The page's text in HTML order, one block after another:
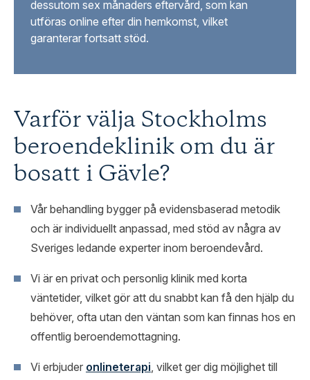
dessutom sex månaders eftervård, som kan
utföras online efter din hemkomst, vilket
garanterar fortsatt stöd.
Varför välja Stockholms
beroendeklinik om du är
bosatt i Gävle?
Vår behandling bygger på evidensbaserad metodik
och är individuellt anpassad, med stöd av några av
Sveriges ledande experter inom beroendevård.
Vi är en privat och personlig klinik med korta
väntetider, vilket gör att du snabbt kan få den hjälp du
behöver, ofta utan den väntan som kan finnas hos en
offentlig beroendemottagning.
Vi erbjuder onlineterapi, vilket ger dig möjlighet till